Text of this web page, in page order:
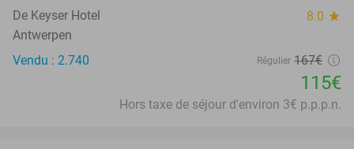
De Keyser Hotel 8.0 star
Antwerpen
Vendu : 2.740
Régulier 167€
115€
Hors taxe de séjour d'environ 3€ p.p.p.n.